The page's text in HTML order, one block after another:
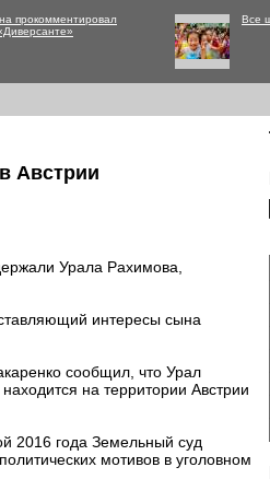
прокомментировал
Все
Австрии
Урала Рахимова,
интересы сына
сообщил, что Урал
на территории Австрии
2016 года Земельный суд
мотивов в уголовном